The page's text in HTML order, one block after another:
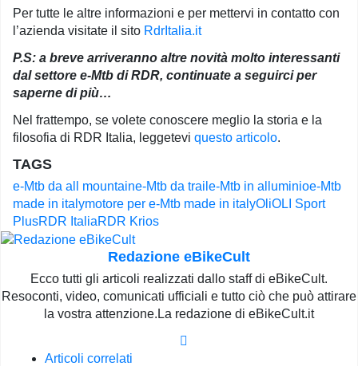
Per tutte le altre informazioni e per mettervi in contatto con
l’azienda visitate il sito RdrItalia.it
P.S: a breve arriveranno altre novità molto interessanti
dal settore e-Mtb di RDR, continuate a seguirci per
saperne di più…
Nel frattempo, se volete conoscere meglio la storia e la
filosofia di RDR Italia, leggetevi questo articolo.
TAGS
e-Mtb da all mountaine-Mtb da trail e-Mtb in alluminioe-Mtb
made in italymotore per e-Mtb made in italyOliOLI Sport
PlusRDR ItaliaRDR Krios
Redazione eBikeCult
Ecco tutti gli articoli realizzati dallo staff di eBikeCult.
Resoconti, video, comunicati ufficiali e tutto ciò che può attirare
la vostra attenzione.La redazione di eBikeCult.it
Articoli correlati